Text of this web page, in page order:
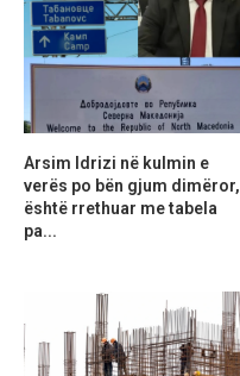
Arsim Idrizi në kulmin e
verës po bën gjum dimëror,
është rrethuar me tabela
pa...